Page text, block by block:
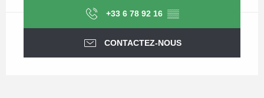
+33 6 78 92 16 ▒▒
CONTACTEZ-NOUS